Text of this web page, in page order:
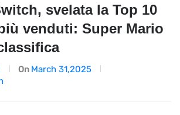
svelata la Top 10
venduti: Super Mario
On March 31,2025